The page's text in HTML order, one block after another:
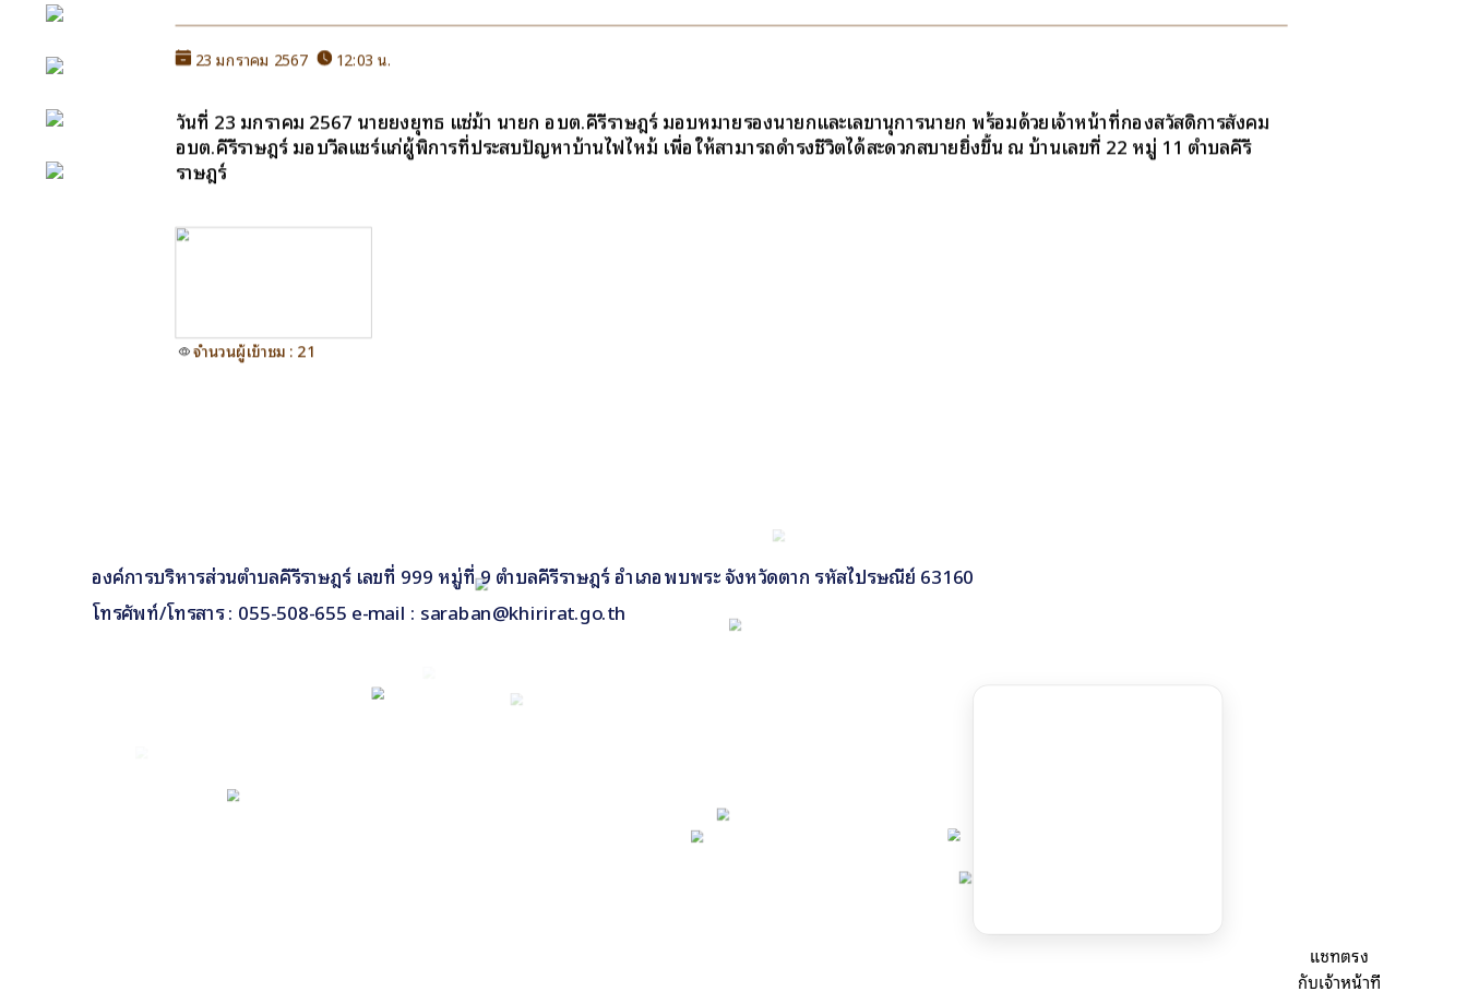
แชทตรง
กับเจ้าหน้าที่
23 มกราคม 2567 12:03 น.
วันที่ 23 มกราคม 2567 นายยงยุทธ แซ่ม้า นายก อบต.คีรีราษฎร์ มอบหมายรองนายกและเลขานุการนายก พร้อมด้วยเจ้าหน้าที่กองสวัสดิการสังคม
อบต.คีรีราษฎร์ มอบวีลแชร์แก่ผู้พิการที่ประสบปัญหาบ้านไฟไหม้ เพื่อให้สามารถดำรงชีวิตได้สะดวกสบายยิ่งขึ้น ณ บ้านเลขที่ 22 หมู่ 11 ตำบลคีรี
ราษฎร์
จำนวนผู้เข้าชม : 21
องค์การบริหารส่วนตำบลคีรีราษฎร์ เลขที่ 999 หมู่ที่ 9 ตำบลคีรีราษฎร์ อำเภอพบพระ จังหวัดตาก รหัสไปรษณีย์ 63160
โทรศัพท์/โทรสาร : 055-508-655 e-mail : saraban@khirirat.go.th